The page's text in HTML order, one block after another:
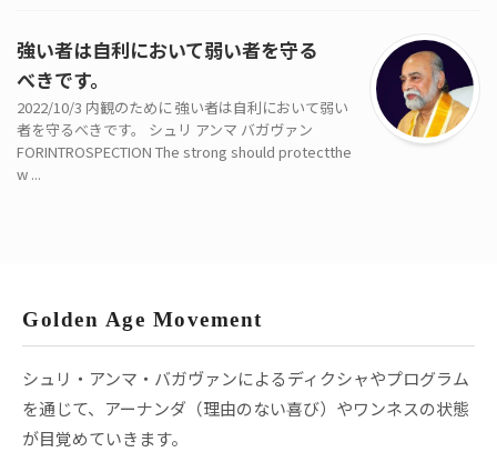
強い者は自利において弱い者を守る
べきです。
2022/10/3 内観のために 強い者は自利において弱い
者を守るべきです。 シュリ アンマ バガヴァン
FORINTROSPECTION The strong should protectthe
w ...
Golden Age Movement
シュリ・アンマ・バガヴァンによるディクシャやプログラム
を通じて、アーナンダ（理由のない喜び）やワンネスの状態
が目覚めていきます。